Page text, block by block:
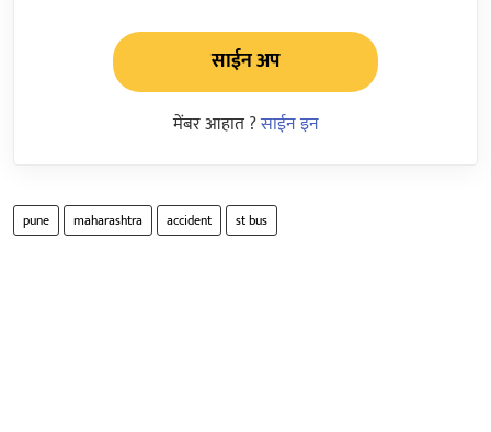
साईन अप
मेंबर आहात ?साईन इन
pune maharashtra accident st bus